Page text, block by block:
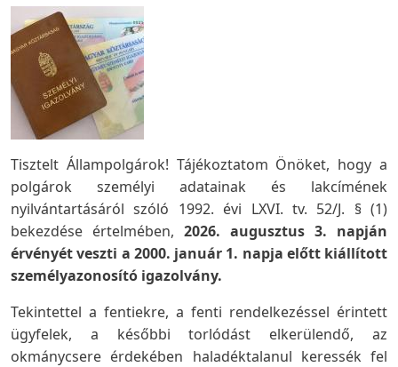
Tisztelt Állampolgárok! Tájékoztatom Önöket, hogy a
polgárok személyi adatainak és lakcímének
nyilvántartásáról szóló 1992. évi LXVI. tv. 52/J. § (1)
bekezdése értelmében, 2026. augusztus 3. napján
érvényét veszti a 2000. január 1. napja előtt kiállított
személyazonosító igazolvány.
Tekintettel a fentiekre, a fenti rendelkezéssel érintett
ügyfelek, a későbbi torlódást elkerülendő, az
okmánycsere érdekében haladéktalanul keressék fel